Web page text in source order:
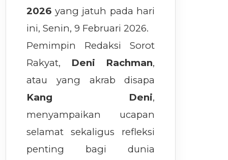
2026 yang jatuh pada hari
ini, Senin, 9 Februari 2026.
Pemimpin Redaksi Sorot
Rakyat, Deni Rachman,
atau yang akrab disapa
Kang Deni,
menyampaikan ucapan
selamat sekaligus refleksi
penting bagi dunia